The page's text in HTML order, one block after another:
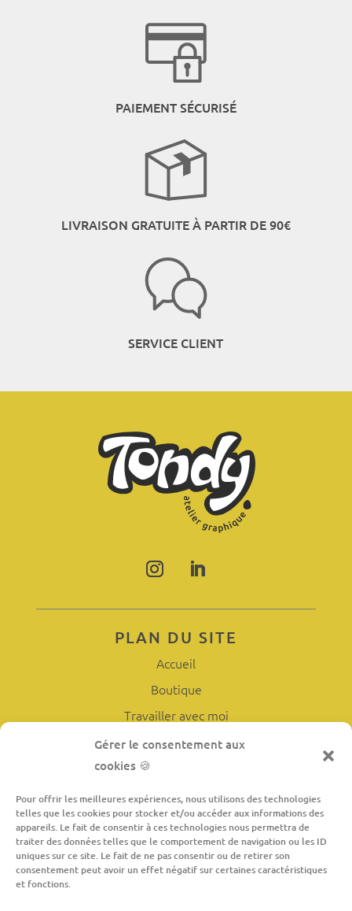
Gérer le consentement aux
cookies 🍪
Pour offrir les meilleures expériences, nous utilisons des technologies
telles que les cookies pour stocker et/ou accéder aux informations des
appareils. Le fait de consentir à ces technologies nous permettra de
traiter des données telles que le comportement de navigation ou les ID
uniques sur ce site. Le fait de ne pas consentir ou de retirer son
consentement peut avoir un effet négatif sur certaines caractéristiques
et fonctions.
PAIEMENT SÉCURISÉ
LIVRAISON GRATUITE À PARTIR DE 90€
SERVICE CLIENT
PLAN DU SITE
Accueil
Boutique
Travailler avec moi
L’atelier
Contact
INFORMATIONS LÉGALES